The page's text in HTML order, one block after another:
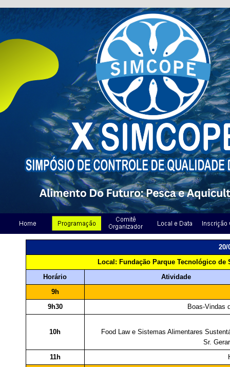
20/
Local: Fundação Parque Tecnológico de
Horário
Atividade
9h
9h30
Boas-Vindas
10h
Food Law e Sistemas Alimentares
Sr.
11h